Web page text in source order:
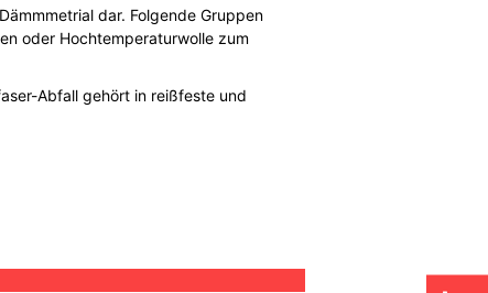
dar. Folgende Gruppen
oder Hochtemperaturwolle zum
Abfall gehört in reißfeste und